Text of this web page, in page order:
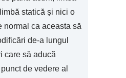
statică și nici o
normal ca aceasta să
de-a lungul
care să aducă
de vedere al